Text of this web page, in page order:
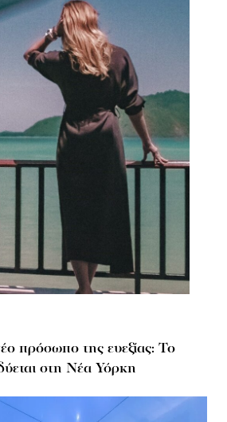
πρόσωπο της ευεξίας: Το
στη Νέα Υόρκη